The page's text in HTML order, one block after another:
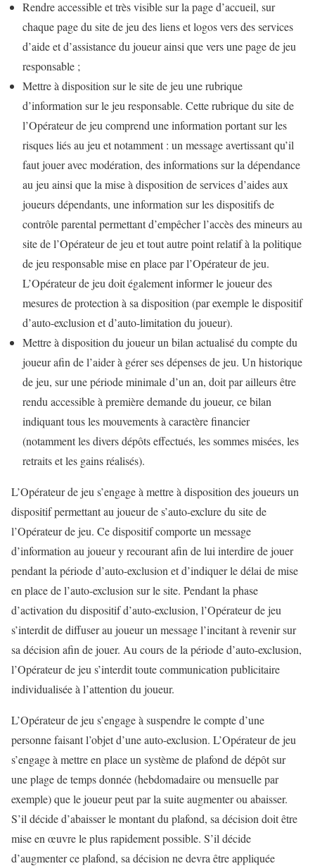
Rendre accessible et très visible sur la page d’accueil, sur
chaque page du site de jeu des liens et logos vers des services
d’aide et d’assistance du joueur ainsi que vers une page de jeu
responsable ;
Mettre à disposition sur le site de jeu une rubrique
d’information sur le jeu responsable. Cette rubrique du site de
l’Opérateur de jeu comprend une information portant sur les
risques liés au jeu et notamment : un message avertissant qu’il
faut jouer avec modération, des informations sur la dépendance
au jeu ainsi que la mise à disposition de services d’aides aux
joueurs dépendants, une information sur les dispositifs de
contrôle parental permettant d’empêcher l’accès des mineurs au
site de l’Opérateur de jeu et tout autre point relatif à la politique
de jeu responsable mise en place par l’Opérateur de jeu.
L’Opérateur de jeu doit également informer le joueur des
mesures de protection à sa disposition (par exemple le dispositif
d’auto-exclusion et d’auto-limitation du joueur).
Mettre à disposition du joueur un bilan actualisé du compte du
joueur afin de l’aider à gérer ses dépenses de jeu. Un historique
de jeu, sur une période minimale d’un an, doit par ailleurs être
rendu accessible à première demande du joueur, ce bilan
indiquant tous les mouvements à caractère financier
(notamment les divers dépôts effectués, les sommes misées, les
retraits et les gains réalisés).
L’Opérateur de jeu s’engage à mettre à disposition des joueurs un
dispositif permettant au joueur de s’auto-exclure du site de
l’Opérateur de jeu. Ce dispositif comporte un message
d’information au joueur y recourant afin de lui interdire de jouer
pendant la période d’auto-exclusion et d’indiquer le délai de mise
en place de l’auto-exclusion sur le site. Pendant la phase
d’activation du dispositif d’auto-exclusion, l’Opérateur de jeu
s’interdit de diffuser au joueur un message l’incitant à revenir sur
sa décision afin de jouer. Au cours de la période d’auto-exclusion,
l’Opérateur de jeu s’interdit toute communication publicitaire
individualisée à l’attention du joueur.
L’Opérateur de jeu s’engage à suspendre le compte d’une
personne faisant l’objet d’une auto-exclusion. L’Opérateur de jeu
s’engage à mettre en place un système de plafond de dépôt sur
une plage de temps donnée (hebdomadaire ou mensuelle par
exemple) que le joueur peut par la suite augmenter ou abaisser.
S’il décide d’abaisser le montant du plafond, sa décision doit être
mise en œuvre le plus rapidement possible. S’il décide
d’augmenter ce plafond, sa décision ne devra être appliquée